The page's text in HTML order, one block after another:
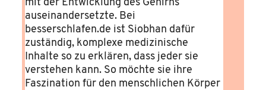
mit der Entwicklung des Gehirns
auseinandersetzte. Bei
besserschlafen.de ist Siobhan dafür
zuständig, komplexe medizinische
Inhalte so zu erklären, dass jeder sie
verstehen kann. So möchte sie ihre
Faszination für den menschlichen Körper